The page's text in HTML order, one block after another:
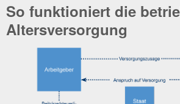
So funktioniert die
Altersversorgung